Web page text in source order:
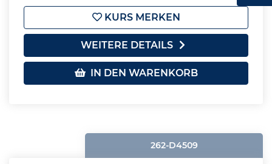
KURS MERKEN
WEITERE DETAILS
IN DEN WARENKORB
262-D4509